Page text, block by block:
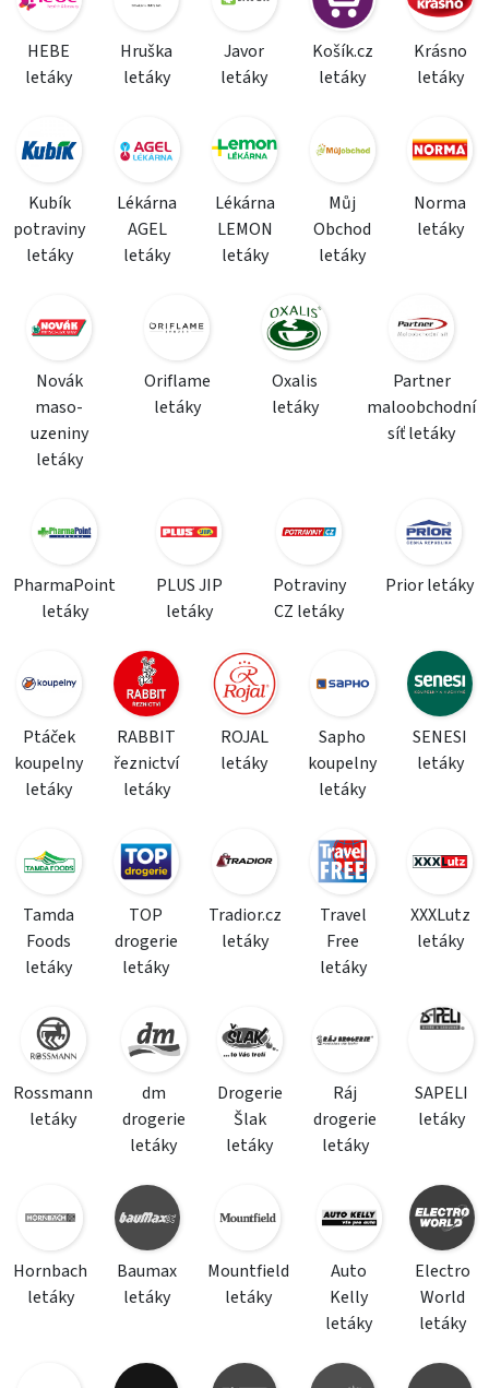
HEBE
letáky
Hruška
letáky
Javor
letáky
Košík.cz
letáky
Krásno
letáky
Kubík
potraviny
letáky
Lékárna
AGEL
letáky
Lékárna
LEMON
letáky
Můj
Obchod
letáky
Norma
letáky
Novák
maso-
uzeniny
letáky
Oriflame
letáky
Oxalis
letáky
Partner
maloobchodní
síť letáky
PharmaPoint
letáky
PLUS JIP
letáky
Potraviny
CZ letáky
Prior letáky
Ptáček
koupelny
letáky
RABBIT
řeznictví
letáky
ROJAL
letáky
Sapho
koupelny
letáky
SENESI
letáky
Tamda
Foods
letáky
TOP
drogerie
letáky
Tradior.cz
letáky
Travel
Free
letáky
XXXLutz
letáky
Rossmann
letáky
dm
drogerie
letáky
Drogerie
Šlak
letáky
Ráj
drogerie
letáky
SAPELI
letáky
Hornbach
letáky
Baumax
letáky
Mountfield
letáky
Auto
Kelly
letáky
Electro
World
letáky